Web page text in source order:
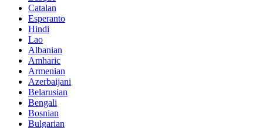
Catalan
Esperanto
Hindi
Lao
Albanian
Amharic
Armenian
Azerbaijani
Belarusian
Bengali
Bosnian
Bulgarian